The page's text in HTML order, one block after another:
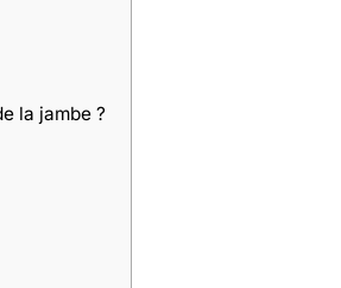
la jambe ?